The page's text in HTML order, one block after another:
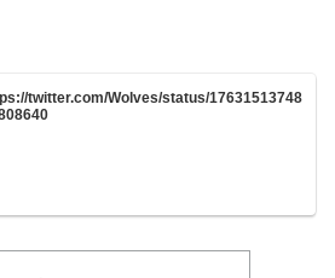
twitter.com/Wolves/status/17631513748